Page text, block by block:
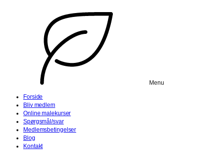
Menu
Forside
Bliv medlem
Online malekurser
Spørgsmål/svar
Medlemsbetingelser
Blog
Kontakt